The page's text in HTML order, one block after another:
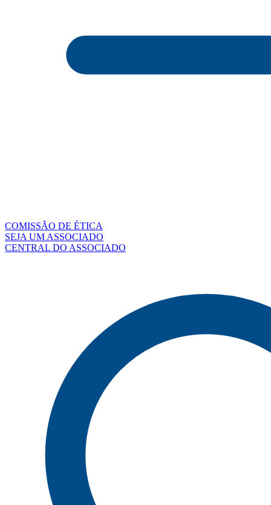
COMISSÃO DE ÉTICA
SEJA UM ASSOCIADO
CENTRAL DO ASSOCIADO